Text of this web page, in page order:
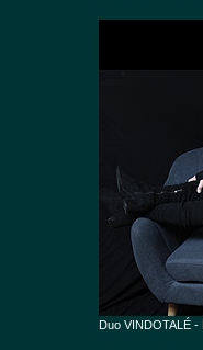
Duo VINDOTALÉ -